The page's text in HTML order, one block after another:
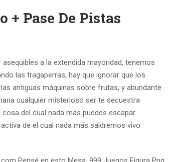
Pase De Pistas
a la extendida mayoridad, tenemos
las tragaperras, hay que ignorar que los
antiguas máquinas sobre frutas, y abundante
cualquier misterioso ser te secuestra
del cual nada más puedes escapar
de el cual nada más saldremos vivo